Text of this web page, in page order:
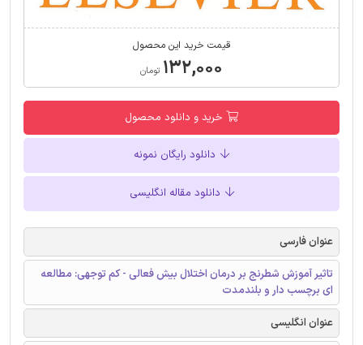
قیمت خرید این محصول
۱۳۲,۰۰۰ تومان
خرید و دانلود محصول
دانلود رایگان نمونه
دانلود مقاله انگلیسی
عنوان فارسی
تاثیر آموزش شطرنج بر درمان اختلال بیش فعالی - کم توجهی: مطالعه
‌ای برچسب دار و بلندمدت
عنوان انگلیسی